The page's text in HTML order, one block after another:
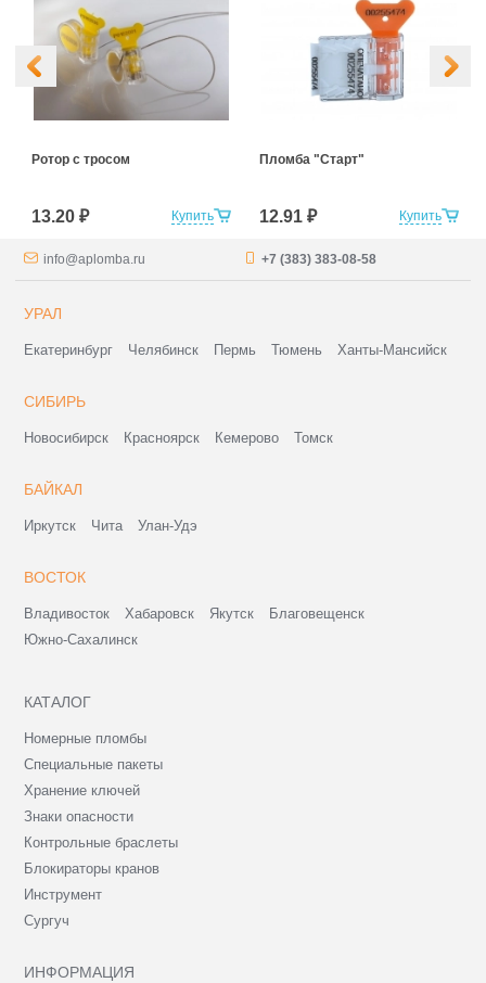
Купить
Ротор с тросом
13.20 ₽ Купить
Пломба "Старт"
12.91 ₽
info@aplomba.ru +7 (383) 383-08-58
УРАЛ
Екатеринбург Челябинск Пермь Тюмень Ханты-Мансийск
СИБИРЬ
Новосибирск Красноярск Кемерово Томск
БАЙКАЛ
Иркутск Чита Улан-Удэ
ВОСТОК
Владивосток Хабаровск Якутск
Благовещенск
Южно-Сахалинск
КАТАЛОГ
Номерные пломбы
Специальные пакеты
Хранение ключей
Знаки опасности
Контрольные браслеты
Блокираторы кранов
Инструмент
Сургуч
ИНФОРМАЦИЯ